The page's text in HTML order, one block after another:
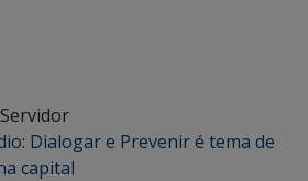
Dialogar e Prevenir é tema de
capital